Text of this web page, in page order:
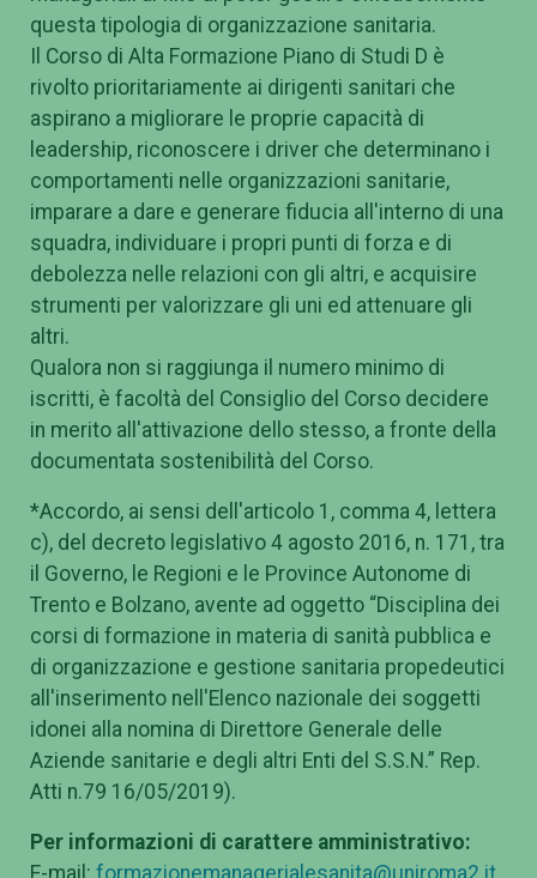
questa tipologia di organizzazione sanitaria.
Il Corso di Alta Formazione Piano di Studi D è
rivolto prioritariamente ai dirigenti sanitari che
aspirano a migliorare le proprie capacità di
leadership, riconoscere i driver che determinano i
comportamenti nelle organizzazioni sanitarie,
imparare a dare e generare fiducia all'interno di una
squadra, individuare i propri punti di forza e di
debolezza nelle relazioni con gli altri, e acquisire
strumenti per valorizzare gli uni ed attenuare gli
altri.
Qualora non si raggiunga il numero minimo di
iscritti, è facoltà del Consiglio del Corso decidere
in merito all'attivazione dello stesso, a fronte della
documentata sostenibilità del Corso.
*Accordo, ai sensi dell'articolo 1, comma 4, lettera
c), del decreto legislativo 4 agosto 2016, n. 171, tra
il Governo, le Regioni e le Province Autonome di
Trento e Bolzano, avente ad oggetto “Disciplina dei
corsi di formazione in materia di sanità pubblica e
di organizzazione e gestione sanitaria propedeutici
all'inserimento nell'Elenco nazionale dei soggetti
idonei alla nomina di Direttore Generale delle
Aziende sanitarie e degli altri Enti del S.S.N.” Rep.
Atti n.79 16/05/2019).
Per informazioni di carattere amministrativo:
E-mail: formazionemanagerialesanita@uniroma2.it